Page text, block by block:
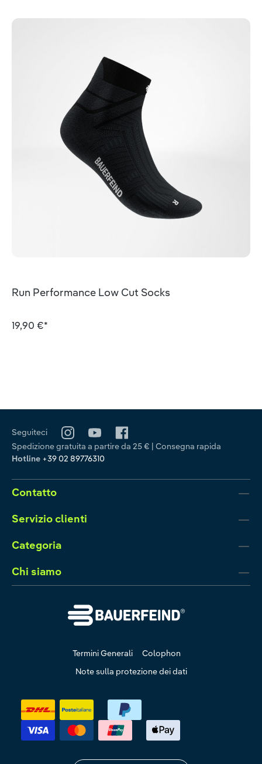
Run Performance Low Cut Socks
19,90 €*
Seguiteci
Spedizione gratuita a partire da 25 € | Consegna rapida
Hotline +39 02 89776310
Contatto
Servizio clienti
Categoria
Chi siamo
Termini Generali
Colophon
Note sulla protezione dei dati